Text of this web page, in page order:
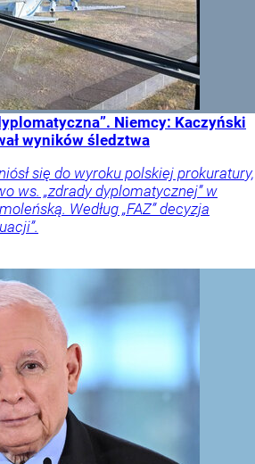
Niemcy: Kaczyński
wyników śledztwa
się do wyroku polskiej prokuratury,
ws. „zdrady dyplomatycznej” w
Według „FAZ” decyzja